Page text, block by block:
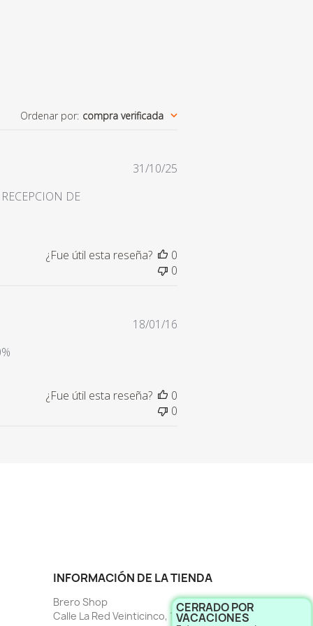
Ordenar por: compra verificada
DE
Fecha
31/10/25
¿Fue útil esta reseña?
0
0
Fecha
18/01/16
¿Fue útil esta reseña?
0
0
CERRADO POR
VACACIONES
INFORMACIÓN DE LA TIENDA
Brero Shop
Calle La Red Veinticinco, 1